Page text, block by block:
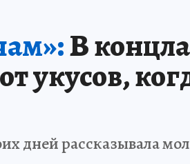
В
укусов,
дней рассказывала